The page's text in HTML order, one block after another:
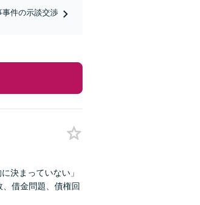
事件の示談交渉
決まっていない」
借金問題、債権回